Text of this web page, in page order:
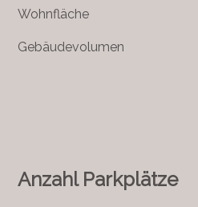
Wohnfläche
Gebäudevolumen
Anzahl Parkplätze